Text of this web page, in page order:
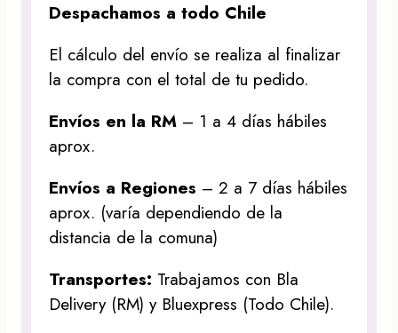
Despachamos a todo Chile
El cálculo del envío se realiza al finalizar
la compra con el total de tu pedido.
Envíos en la RM – 1 a 4 días hábiles
aprox.
Envíos a Regiones – 2 a 7 días hábiles
aprox. (varía dependiendo de la
distancia de la comuna)
Transportes: Trabajamos con Bla
Delivery (RM) y Bluexpress (Todo Chile).